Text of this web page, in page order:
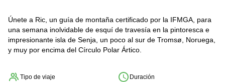
Únete a Ric, un guía de montaña certificado por la IFMGA, para
una semana inolvidable de esquí de travesía en la pintoresca e
impresionante isla de Senja, un poco al sur de Tromsø, Noruega,
y muy por encima del Círculo Polar Ártico.
Tipo de viaje Duración